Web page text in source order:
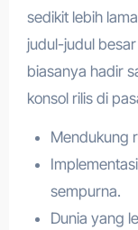
sedikit lebih
judul-judul
biasanya hadir
konsol rilis di
Mendukung
sempurna.
Dunia yang